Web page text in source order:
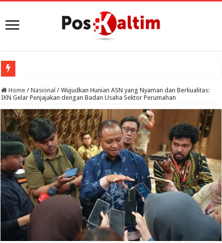
Home / Nasional / Wujudkan Hunian ASN yang Nyaman dan Berkualitas:
IKN Gelar Penjajakan dengan Badan Usaha Sektor Perumahan